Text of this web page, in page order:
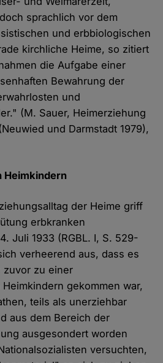
sprachlich vor dem
und erbbiologischen
kirchliche Heime, so zitiert
die Aufgabe einer
Bewahrung der
und
(M. Sauer, Heimerziehung
und Darmstadt 1979),
Heimkindern
der Heime griff
erbkranken
Juli 1933 (RGBL. I, S. 529-
verheerend aus, dass es
zuvor zu einer
gekommen war,
teils als unerziehbar
aus dem Bereich der
ausgesondert worden
versuchten,